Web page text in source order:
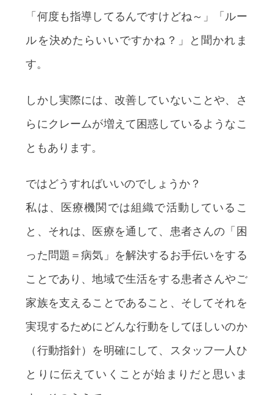
「何度も指導してるんですけどね～」「ルー
ルを決めたらいいですかね？」と聞かれま
す。
しかし実際には、改善していないことや、さ
らにクレームが増えて困惑しているようなこ
ともあります。
ではどうすればいいのでしょうか？
私は、医療機関では組織で活動しているこ
と、それは、医療を通して、患者さんの「困
った問題＝病気」を解決するお手伝いをする
ことであり、地域で生活をする患者さんやご
家族を支えることであること、そしてそれを
実現するためにどんな行動をしてほしいのか
（行動指針）を明確にして、スタッフ一人ひ
とりに伝えていくことが始まりだと思いま